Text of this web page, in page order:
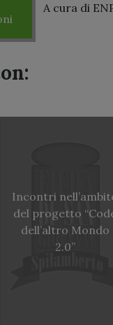
A cura di
Incontri
del progetto
dell’altro Mondo
2.0”